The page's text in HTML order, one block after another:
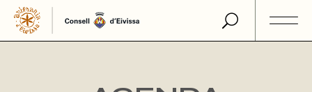
Skip
the
content